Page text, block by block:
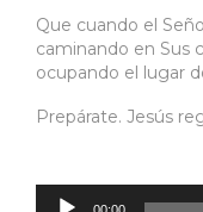
Que cuando el
caminando en Sus
ocupando el lugar
Prepárate. Jesús
Reproductor